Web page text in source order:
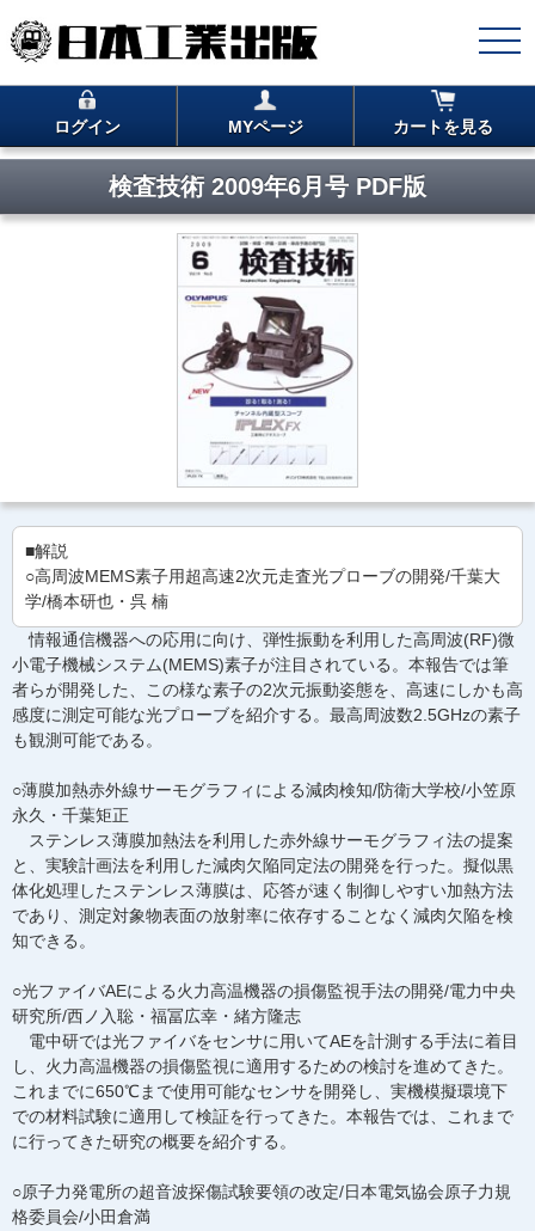
ログイン MYページ カートを見る
検査技術 2009年6月号 PDF版
■解説
○高周波MEMS素子用超高速2次元走査光プローブの開発/千葉大
学/橋本研也・呉 楠
情報通信機器への応用に向け、弾性振動を利用した高周波(RF)微
小電子機械システム(MEMS)素子が注目されている。本報告では筆
者らが開発した、この様な素子の2次元振動姿態を、高速にしかも高
感度に測定可能な光プローブを紹介する。最高周波数2.5GHzの素子
も観測可能である。
○薄膜加熱赤外線サーモグラフィによる減肉検知/防衛大学校/小笠原
永久・千葉矩正
ステンレス薄膜加熱法を利用した赤外線サーモグラフィ法の提案
と、実験計画法を利用した減肉欠陥同定法の開発を行った。擬似黒
体化処理したステンレス薄膜は、応答が速く制御しやすい加熱方法
であり、測定対象物表面の放射率に依存することなく減肉欠陥を検
知できる。
○光ファイバAEによる火力高温機器の損傷監視手法の開発/電力中央
研究所/西ノ入聡・福冨広幸・緒方隆志
電中研では光ファイバをセンサに用いてAEを計測する手法に着目
し、火力高温機器の損傷監視に適用するための検討を進めてきた。
これまでに650℃まで使用可能なセンサを開発し、実機模擬環境下
での材料試験に適用して検証を行ってきた。本報告では、これまで
に行ってきた研究の概要を紹介する。
○原子力発電所の超音波探傷試験要領の改定/日本電気協会原子力規
格委員会/小田倉満